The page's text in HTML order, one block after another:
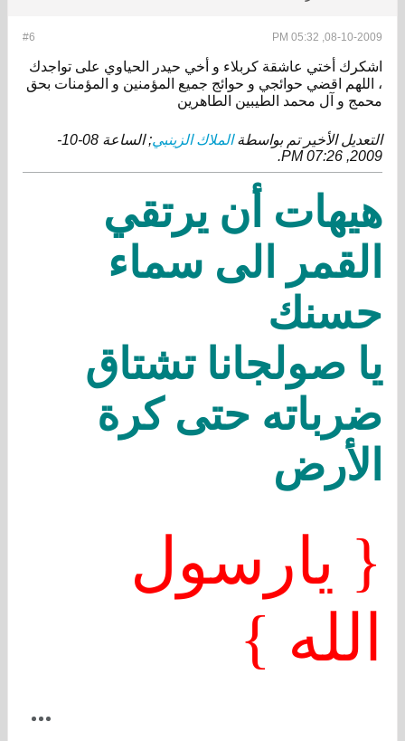
#6 08-10-2009, 05:32 PM
اشكرك أختي عاشقة كربلاء و أخي حيدر الحياوي على تواجدك
، اللهم اقضي حوائجي و حوائج جميع المؤمنين و المؤمنات بحق
محمج و آل محمد الطيبين الطاهرين
التعديل الأخير تم بواسطةالملاك الزينبي; الساعة
08-10-
2009, 07:26 PM
.
هيهات أن يرتقي
القمر الى سماء
حسنك
يا صولجانا تشتاق
ضرباته حتى كرة
الأرض
{ يارسول
الله }